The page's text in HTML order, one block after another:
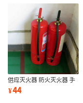
供应灭火器 防火灭火器 手
提式干粉灭火器 价格优惠
¥44